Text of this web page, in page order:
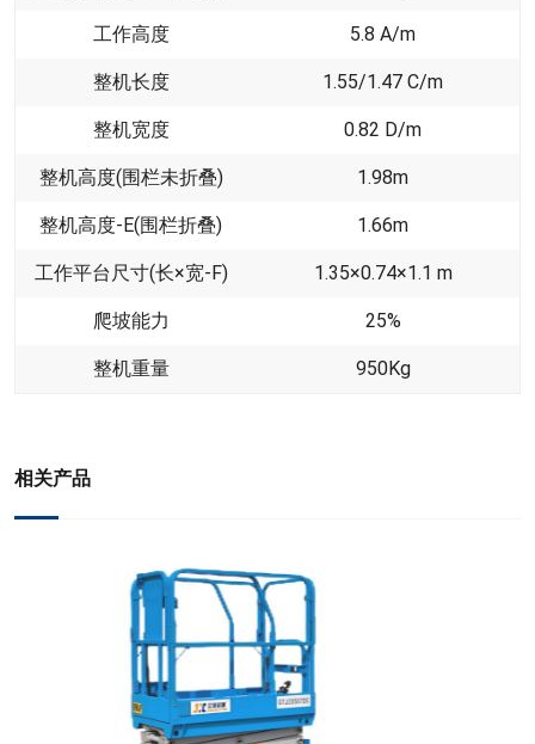
工作高度 5.8 A/m
整机长度 1.55/1.47 C/m
整机宽度 0.82 D/m
整机高度(围栏未折叠) 1.98m
整机高度-E(围栏折叠) 1.66m
工作平台尺寸(长×宽-F) 1.35×0.74×1.1 m
爬坡能力 25%
整机重量 950Kg
相关产品